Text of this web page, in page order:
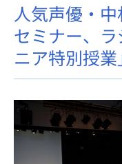
人気声優・
セミナー、
ニア特別授業